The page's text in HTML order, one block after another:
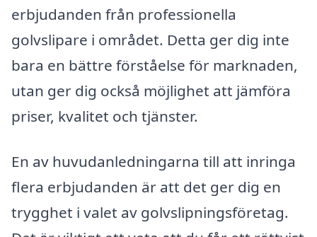
erbjudanden från professionella
golvslipare i området. Detta ger dig inte
bara en bättre förståelse för marknaden,
utan ger dig också möjlighet att jämföra
priser, kvalitet och tjänster.
En av huvudanledningarna till att inringa
flera erbjudanden är att det ger dig en
trygghet i valet av golvslipningsföretag.